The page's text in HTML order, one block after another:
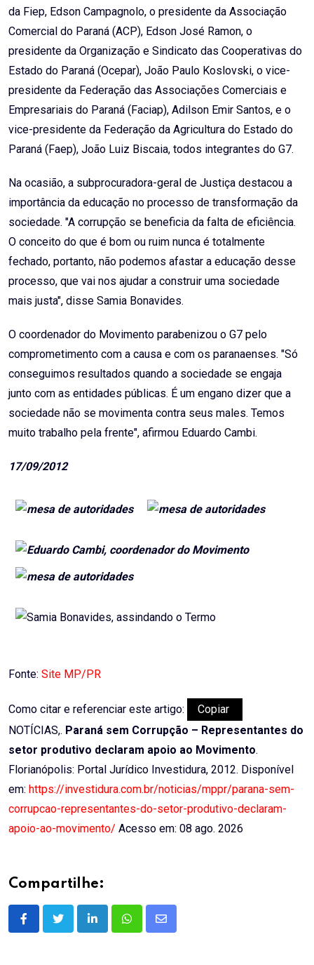
da Fiep, Edson Campagnolo, o presidente da Associação
Comercial do Paraná (ACP), Edson José Ramon, o
presidente da Organização e Sindicato das Cooperativas do
Estado do Paraná (Ocepar), João Paulo Koslovski, o vice-
presidente da Federação das Associações Comerciais e
Empresariais do Paraná (Faciap), Adilson Emir Santos, e o
vice-presidente da Federação da Agricultura do Estado do
Paraná (Faep), João Luiz Biscaia, todos integrantes do G7.
Na ocasião, a subprocuradora-geral de Justiça destacou a
importância da educação no processo de transformação da
sociedade. "A corrupção se beneficia da falta de eficiência.
O conceito do que é bom ou ruim nunca é totalmente
fechado, portanto, não podemos afastar a educação desse
processo, que vai nos ajudar a construir uma sociedade
mais justa", disse Samia Bonavides.
O coordenador do Movimento parabenizou o G7 pelo
comprometimento com a causa e com os paranaenses. "Só
conseguimos resultados quando a sociedade se engaja
junto com as entidades públicas. É um engano dizer que a
sociedade não se movimenta contra seus males. Temos
muito trabalho pela frente", afirmou Eduardo Cambi.
17/09/2012
Fonte: Site MP/PR
Como citar e referenciar este artigo:
Copiar
NOTÍCIAS,. Paraná sem Corrupção – Representantes do
setor produtivo declaram apoio ao Movimento.
Florianópolis: Portal Jurídico Investidura, 2012. Disponível
em: https://investidura.com.br/noticias/mppr/parana-sem-
corrupcao-representantes-do-setor-produtivo-declaram-
apoio-ao-movimento/ Acesso em: 08 ago. 2026
Compartilhe:
LinkedInWhatsappShare